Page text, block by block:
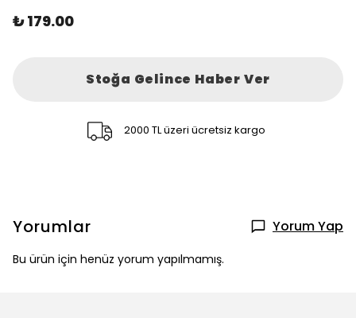
₺ 179.00
Stoğa Gelince Haber Ver
2000 TL üzeri ücretsiz kargo
Yorumlar Yorum Yap
Bu ürün için henüz yorum yapılmamış.